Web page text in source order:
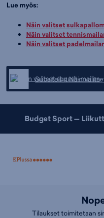
Lue myös:
Näin valitset
Näin valitset
Näin valitset
Suositellut Näin
Budget Sport —
Tilaukset toimitetaan